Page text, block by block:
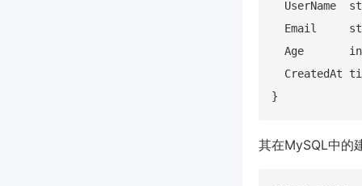
UserName
Email
Age
CreatedAt
其在MySQL中的